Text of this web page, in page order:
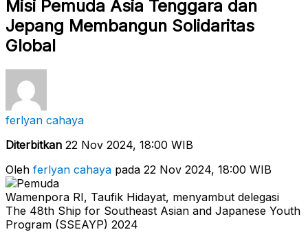
Misi Pemuda Asia Tenggara dan
Jepang Membangun Solidaritas
Global
ferlyan cahaya
Diterbitkan 22 Nov 2024, 18:00 WIB
Oleh ferlyan cahaya pada 22 Nov 2024, 18:00 WIB
Wamenpora RI, Taufik Hidayat, menyambut delegasi
The 48th Ship for Southeast Asian and Japanese Youth
Program (SSEAYP) 2024